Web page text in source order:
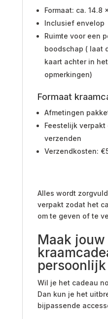
Formaat: ca. 14.8
Inclusief envelop
Ruimte voor een
boodschap ( laat
kaart achter in
opmerkingen)
Formaat
Afmetingen
Feestelijk verpakt
verzenden
Verzendkosten:
Alles wordt
verpakt zodat het
om te geven of te
Maak jouw
persoonlijk
Wil je het cadeau
Dan kun je het
bijpassende